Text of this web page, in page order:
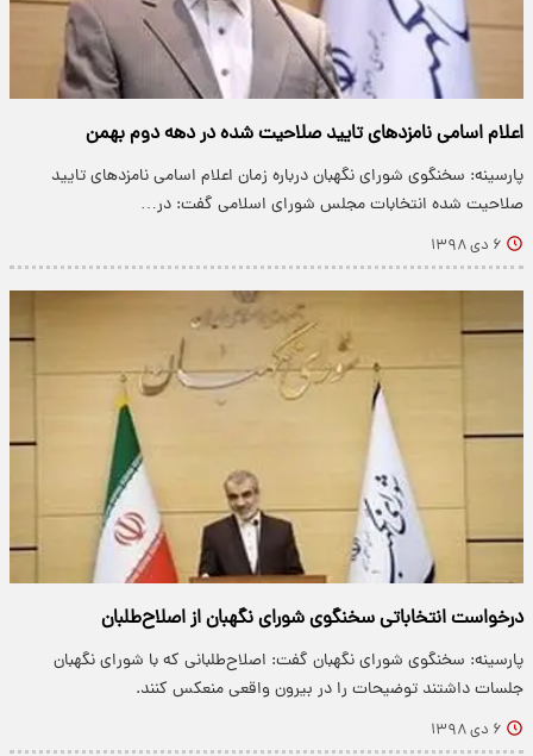
اعلام اسامی نامزد‌های تایید صلاحیت شده در دهه دوم بهمن
پارسینه: سخنگوی شورای نگهبان درباره زمان اعلام اسامی نامزد‌های تایید
صلاحیت شده انتخابات مجلس شورای اسلامی گفت: در…
۶ دی ۱۳۹۸
درخواست انتخاباتی سخنگوی شورای نگهبان از اصلاح‌طلبان
پارسینه: سخنگوی شورای نگهبان گفت: اصلاح‌طلبانی که با شورای نگهبان
جلسات داشتند توضیحات را در بیرون واقعی منعکس کنند.
۶ دی ۱۳۹۸